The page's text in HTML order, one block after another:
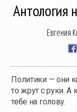
Антология
Евгения
Политики — они
то жрут с руки. А
тебе на голову.